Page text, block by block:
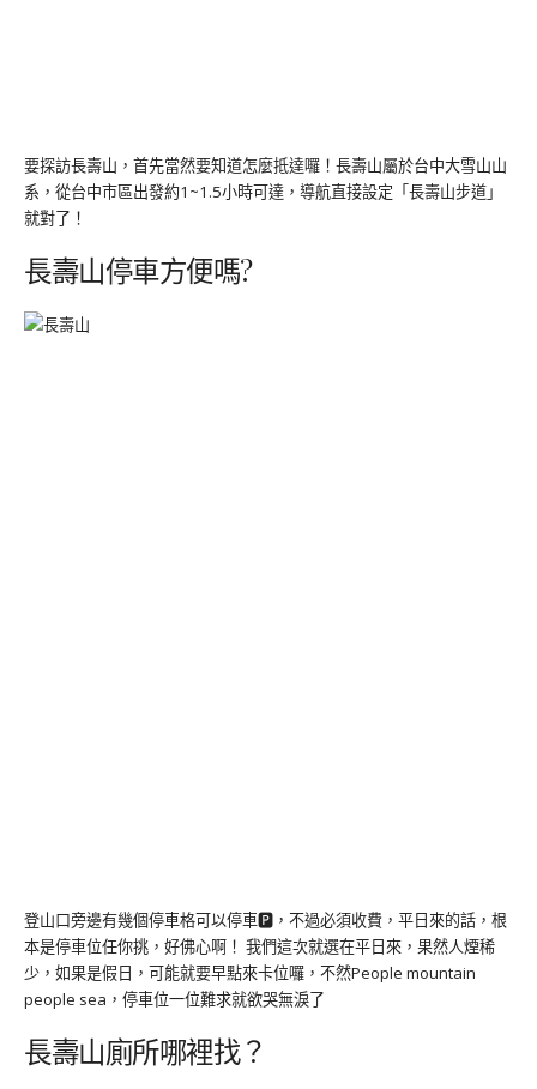
要探訪長壽山，首先當然要知道怎麼抵達囉！長壽山屬於台中大雪山山
系，從台中市區出發約1~1.5小時可達，導航直接設定「長壽山步道」
就對了！
長壽山停車方便嗎?
登山口旁邊有幾個停車格可以停車🅿️，不過必須收費，平日來的話，根
本是停車位任你挑，好佛心啊！ 我們這次就選在平日來，果然人煙稀
少，如果是假日，可能就要早點來卡位囉，不然People mountain
people sea，停車位一位難求就欲哭無淚了
長壽山廁所哪裡找？